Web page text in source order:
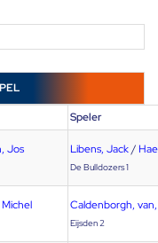
Speler
Jos Libens, Jack/
De Bulldozers 1
Caldenborgh,
Eijsden 2